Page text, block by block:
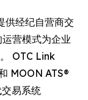
供经纪自营商交
营模式为企业
OTC Link
MOON ATS®
易系统